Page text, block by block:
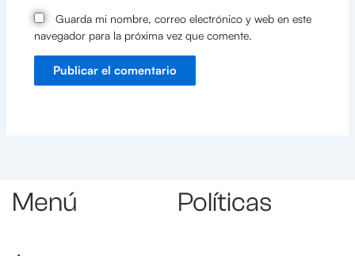
Guarda mi nombre, correo electrónico y web en este
navegador para la próxima vez que comente.
Menú Políticas